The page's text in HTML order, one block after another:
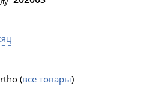
(все товары)